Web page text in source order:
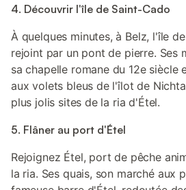
4. Découvrir l'île de Saint-Cado
À quelques minutes, à Belz, l'île
rejoint par un pont de pierre. Ses
sa chapelle romane du 12e siècle
aux volets bleus de l'îlot de
plus jolis sites de la ria d'Étel.
5. Flâner au port d'Étel
Rejoignez Étel, port de pêche
la ria. Ses quais, son marché aux